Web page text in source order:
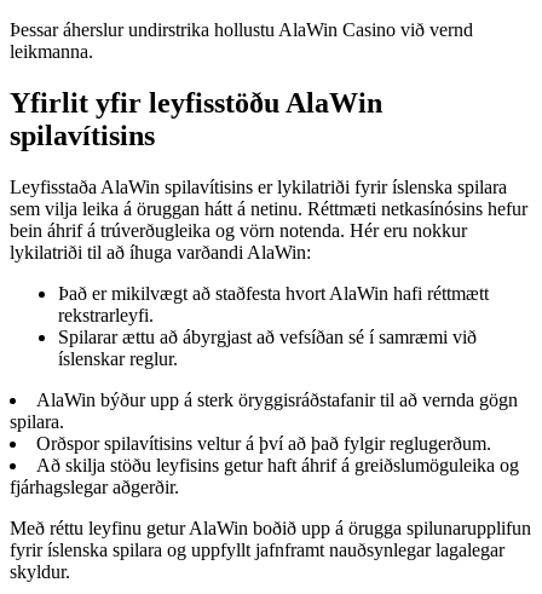
Þessar áherslur undirstrika hollustu AlaWin Casino við vernd
leikmanna.
Yfirlit yfir leyfisstöðu AlaWin
spilavítisins
Leyfisstaða AlaWin spilavítisins er lykilatriði fyrir íslenska spilara
sem vilja leika á öruggan hátt á netinu. Réttmæti netkasínósins hefur
bein áhrif á trúverðugleika og vörn notenda. Hér eru nokkur
lykilatriði til að íhuga varðandi AlaWin:
Það er mikilvægt að staðfesta hvort AlaWin hafi réttmætt
rekstrarleyfi.
Spilarar ættu að ábyrgjast að vefsíðan sé í samræmi við
íslenskar reglur.
AlaWin býður upp á sterk öryggisráðstafanir til að vernda gögn
spilara.
Orðspor spilavítisins veltur á því að það fylgir reglugerðum.
Að skilja stöðu leyfisins getur haft áhrif á greiðslumöguleika og
fjárhagslegar aðgerðir.
Með réttu leyfinu getur AlaWin boðið upp á örugga spilunarupplifun
fyrir íslenska spilara og uppfyllt jafnframt nauðsynlegar lagalegar
skyldur.